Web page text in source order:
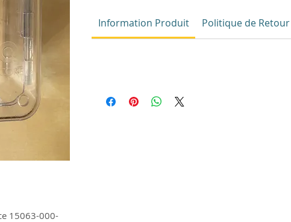
15063-000-
Information Produit Politique de Retour